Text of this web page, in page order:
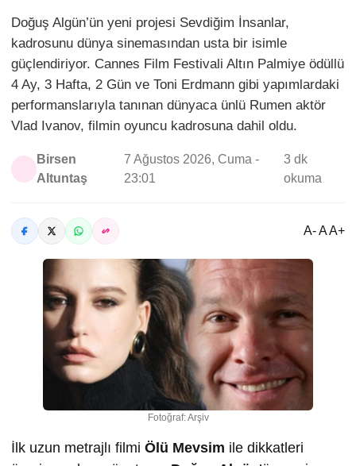
Doğuş Algün’ün yeni projesi Sevdiğim İnsanlar,
kadrosunu dünya sinemasından usta bir isimle
güçlendiriyor. Cannes Film Festivali Altın Palmiye ödüllü
4 Ay, 3 Hafta, 2 Gün ve Toni Erdmann gibi yapımlardaki
performanslarıyla tanınan dünyaca ünlü Rumen aktör
Vlad Ivanov, filmin oyuncu kadrosuna dahil oldu.
Birsen
Altuntaş
7 Ağustos 2026, Cuma -
23:01
3 dk
okuma
A- A A+
Fotoğraf: Arşiv
İlk uzun metrajlı filmi Ölü Mevsim ile dikkatleri